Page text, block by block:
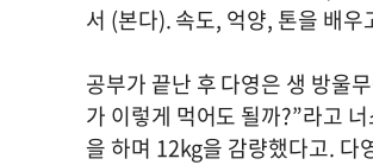
서 (본다). 속도, 억양, 톤을 배
공부가 끝난 후 다영은 생 방울
가 이렇게 먹어도 될까?”라고
을 하며 12kg을 감량했다고. 다